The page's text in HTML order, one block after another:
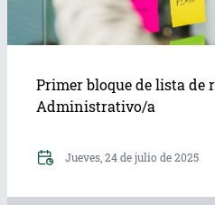
Primer bloque de lista de
Administrativo/a
Jueves, 24 de julio de 2025